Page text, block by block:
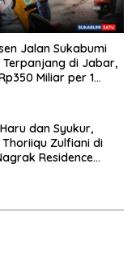
Jalan Sukabumi
Terpanjang di Jabar,
Miliar per 1
dan Syukur,
Zulfiani di
Residence